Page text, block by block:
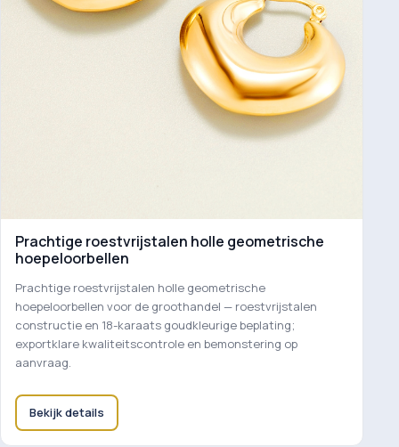
Prachtige roestvrijstalen holle geometrische
hoepeloorbellen
Prachtige roestvrijstalen holle geometrische
hoepeloorbellen voor de groothandel — roestvrijstalen
constructie en 18-karaats goudkleurige beplating;
exportklare kwaliteitscontrole en bemonstering op
aanvraag.
Bekijk details